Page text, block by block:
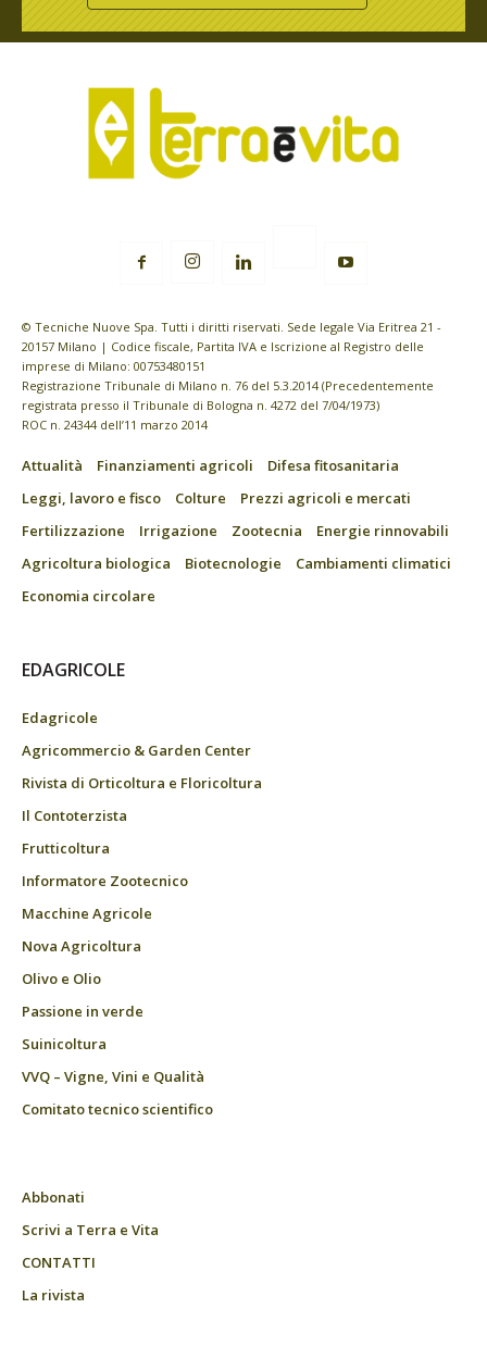
© Tecniche Nuove Spa. Tutti i diritti riservati. Sede legale Via Eritrea 21 -
20157 Milano | Codice fiscale, Partita IVA e Iscrizione al Registro delle
imprese di Milano: 00753480151
Registrazione Tribunale di Milano n. 76 del 5.3.2014 (Precedentemente
registrata presso il Tribunale di Bologna n. 4272 del 7/04/1973)
ROC n. 24344 dell’11 marzo 2014
Attualità Finanziamenti agricoli
Difesa fitosanitaria
Leggi, lavoro e fisco
Colture
Prezzi agricoli e mercati
Fertilizzazione
Irrigazione Zootecnia
Energie rinnovabili
Agricoltura biologica
Biotecnologie
Cambiamenti climatici
Economia circolare
EDAGRICOLE
Edagricole
Agricommercio & Garden Center
Rivista di Orticoltura e Floricoltura
Il Contoterzista
Frutticoltura
Informatore Zootecnico
Macchine Agricole
Nova Agricoltura
Olivo e Olio
Passione in verde
Suinicoltura
VVQ – Vigne, Vini e Qualità
Comitato tecnico scientifico
Abbonati
Scrivi a Terra e Vita
CONTATTI
La rivista